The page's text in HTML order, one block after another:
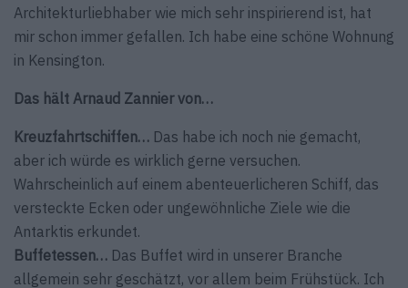
Architekturliebhaber wie mich sehr inspirierend ist, hat
mir schon immer gefallen. Ich habe eine schöne Wohnung
in Kensington.
Das hält Arnaud Zannier von…
Kreuzfahrtschiffen… Das habe ich noch nie gemacht,
aber ich würde es wirklich gerne versuchen.
Wahrscheinlich auf einem abenteuerlicheren Schiff, das
versteckte Ecken oder ungewöhnliche Ziele wie die
Antarktis erkundet.
Buffetessen… Das Buffet wird in unserer Branche
allgemein sehr geschätzt, vor allem beim Frühstück. Ich